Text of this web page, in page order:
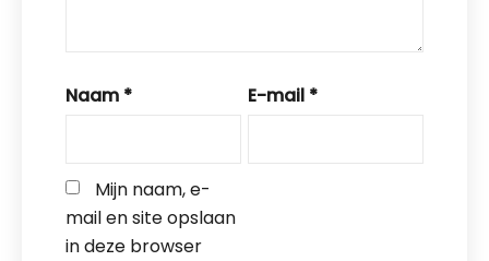
Naam * E-mail *
Mijn naam, e-
mail en site opslaan
in deze browser